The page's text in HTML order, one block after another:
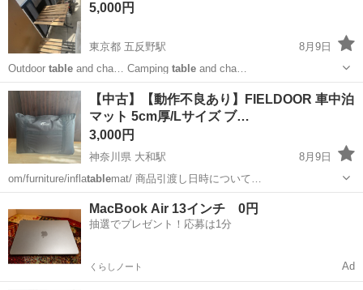
5,000円
東京都 五反野駅
8月9日
Outdoor tableand cha… Camping tableand cha…
東京 足立区 五反野駅 テーブル
【中古】【動作不良あり】FIELDOOR 車中泊
マット 5cm厚/Lサイズ ブ…
3,000円
神奈川県 大和駅
8月9日
om/furniture/inflatable mat/ 商品引渡し日時について…
大和市 大和駅 その他 FIELDOOR
MacBook Air 13インチ 0円
抽選でプレゼント！応募は1分
くらしノート Ad